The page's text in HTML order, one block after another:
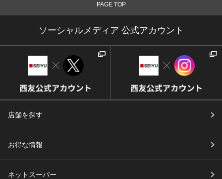
PAGE TOP
ソーシャルメディア 公式アカウント
店舗を探す
お得な情報
ネットスーパー